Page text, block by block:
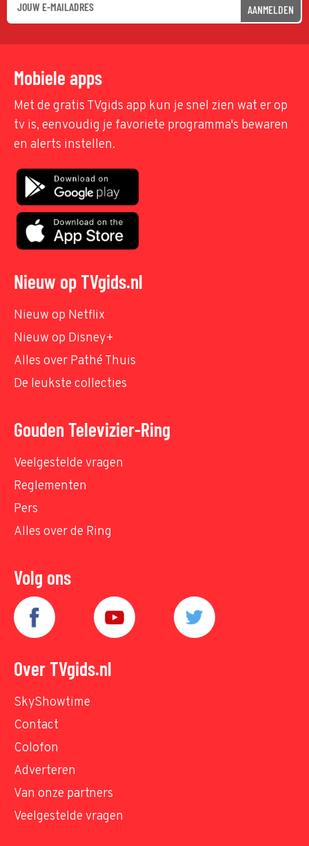
AANMELDEN
Mobiele apps
Met de gratis TVgids app kun je snel zien wat er op
tv is, eenvoudig je favoriete programma's bewaren
en alerts instellen.
Nieuw op TVgids.nl
Nieuw op Netflix
Nieuw op Disney+
Alles over Pathé Thuis
De leukste collecties
Gouden Televizier-Ring
Veelgestelde vragen
Reglementen
Pers
Alles over de Ring
Volg ons
Over TVgids.nl
SkyShowtime
Contact
Colofon
Adverteren
Van onze partners
Veelgestelde vragen